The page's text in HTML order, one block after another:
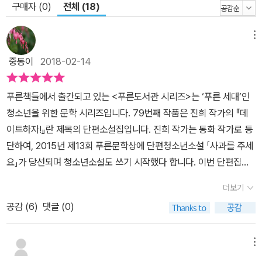
속 주인공들은 부모님과 선생님의 무시와 조롱을 받으면서도 묵묵히
자기 꿈을 향해 걸어 나갈 수 있고(「짝사랑 만세」), 가출한 동생을 나
무라는 대신 그의 시선으로 마음을 헤아리려 노력하며(「가출 기록
부」), 좀비가 되기 싫어 자퇴를 하는(「삐딱이를 만났어」) 삶을 살아나
간다. 가출이나 자퇴, 진로 변경 등은 기존의 청소년소설들에서도 흔
과 역경’으로 설정한 뒤 이 고난을 겪고 한층 더 성장해 나가는 획일적
인 모습의 청소년을 그렸다면, 『데이트하자!』 속 주인공들은 이 소재
가 곧 자신의 일상이자 꿈이며 행복으로 나아가는 길이다. 그리고 작
가는 끊임없이 청소년 자신이, 어른들이, 이 사회가 그런 청소년들을
삐딱한 시선으로 쳐다보는 것이 아니라 인정하고 응원해 줘야 한다고
이야기한다. 그 인정과 응원이 미래의 우리 사회를 행복하게 만드는
첫걸음이라는 것이다. “아마 저는 이렇게 살아도 괜찮다는 말을 건네
들에게, 우리가 모르는 세상 저 어딘가에는 이런 친구들도 있다고, 그
러니 살짝 삐딱해지는 걸 두려워만 하지는 말라고 말해 주고 싶었나
구매자 (0) 전체 (18)
중동이 2018-02-14
푸른책들에서 출간되고 있는 <푸른도서관 시리즈>는 ‘푸른 세대’인
청소년을 위한 문학 시리즈입니다. 79번째 작품은 진희 작가의 『데
이트하자!』란 제목의 단편소설집입니다. 진희 작가는 동화 작가로 등
단하여, 2015년 제13회 푸른문학상에 단편청소년소설 「사과를 주세
요」가 당선되며 청소년소설도 쓰기 시작했다 합니다. 이번 단편집엔
만, 모두가 하나로 연결되고 있습니다. 각 단편은 모두 ‘나’라는 일인
칭시점으로 풀어나가고 있는데, 이 ‘나’는 각 단편마다 다릅니다. 「사
과를 주세요!」에서는 자신의 주관이 뚜렷한 한의지를 좋아하는 공태
더보기
공감 (6) 댓글 (0)